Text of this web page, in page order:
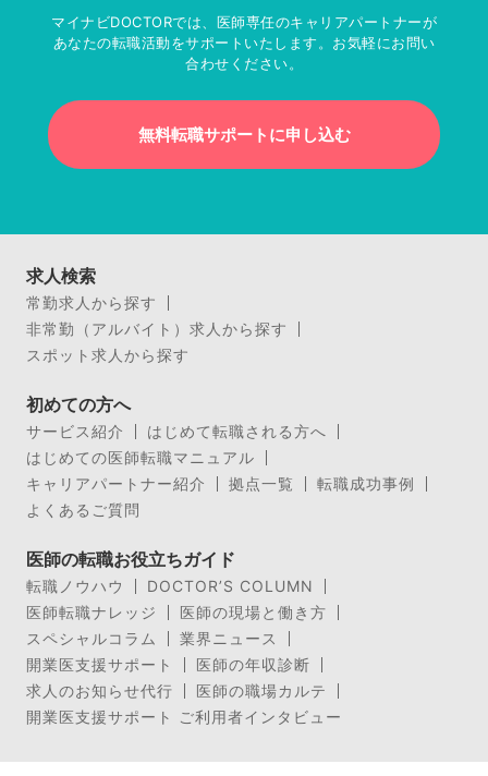
マイナビDOCTORでは、医師専任のキャリアパートナーが
あなたの転職活動をサポートいたします。お気軽にお問い
合わせください。
無料転職サポートに申し込む
求人検索
常勤求人から探す
非常勤（アルバイト）求人から探す
スポット求人から探す
初めての方へ
サービス紹介
はじめて転職される方へ
はじめての医師転職マニュアル
キャリアパートナー紹介
拠点一覧
転職成功事例
よくあるご質問
医師の転職お役立ちガイド
転職ノウハウ
DOCTOR’S COLUMN
医師転職ナレッジ
医師の現場と働き方
スペシャルコラム
業界ニュース
開業医支援サポート
医師の年収診断
求人のお知らせ代行
医師の職場カルテ
開業医支援サポート ご利用者インタビュー